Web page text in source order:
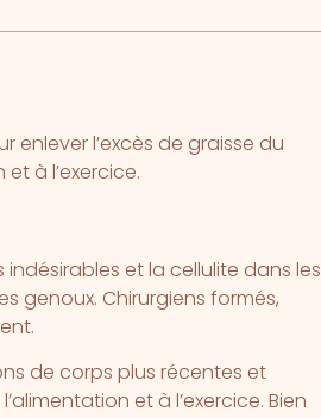
l’excès de graisse du
à l’exercice.
et la cellulite dans les
genoux. Chirurgiens formés,
de corps plus récentes et
et à l’exercice. Bien